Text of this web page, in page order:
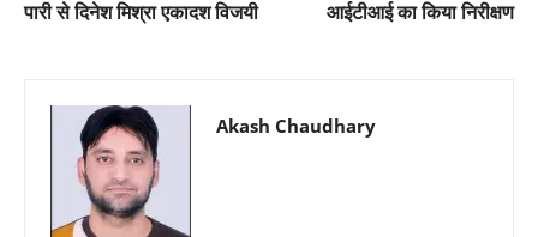
पारी से दिनेश मिश्रा एकादश विजयी
आईटीआई का किया निरीक्षण
Akash Chaudhary